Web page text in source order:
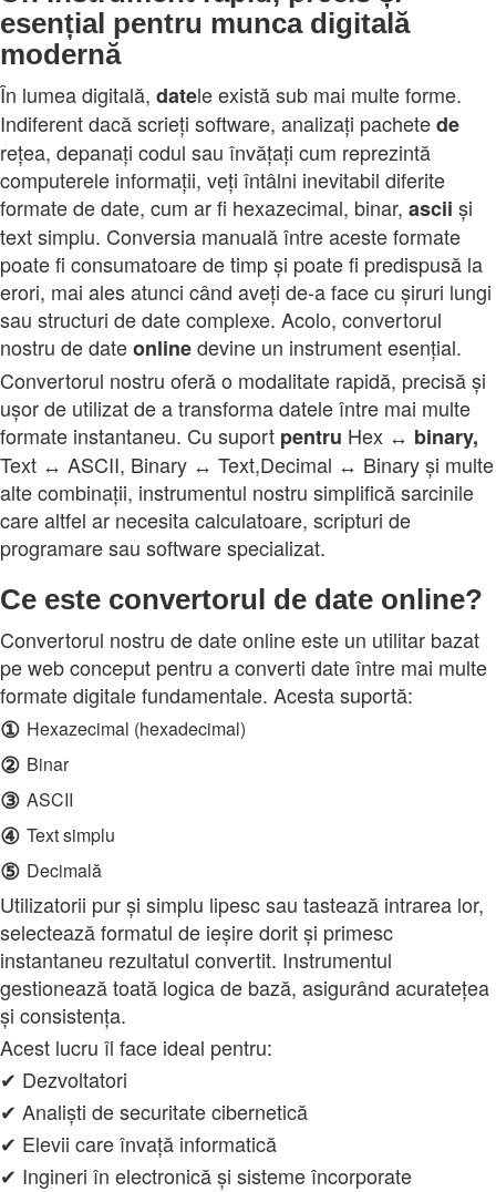
esențial pentru munca digitală
modernă
În lumea digitală, datele există sub mai multe forme.
Indiferent dacă scrieți software, analizați pachetede
rețea, depanați codul sau învățați cum reprezintă
computerele informații, veți întâlni inevitabil diferite
formate de date, cum ar fi hexazecimal, binar, ascii și
text simplu. Conversia manuală între aceste formate
poate fi consumatoare de timp și poate fi predispusă la
erori, mai ales atunci când aveți de-a face cu șiruri lungi
sau structuri de date complexe. Acolo, convertorul
nostru de dateonlinedevine un instrument esențial.
Convertorul nostru oferă o modalitate rapidă, precisă și
ușor de utilizat de a transforma datele între mai multe
formate instantaneu. Cu suport pentru Hex ↔ binary,
Text ↔ ASCII, Binary ↔ Text,Decimal ↔ Binary și multe
alte combinații, instrumentul nostru simplifică sarcinile
care altfel ar necesita calculatoare, scripturi de
programare sau software specializat.
Ce este convertorul de date online?
Convertorul nostru de date online este un utilitar bazat
pe web conceput pentru a converti date între mai multe
formate digitale fundamentale. Acesta suportă:
① Hexazecimal (hexadecimal)
② Binar
③ ASCII
④ Text simplu
⑤ Decimală
Utilizatorii pur și simplu lipesc sau tastează intrarea lor,
selectează formatul de ieșire dorit și primesc
instantaneu rezultatul convertit. Instrumentul
gestionează toată logica de bază, asigurând acuratețea
și consistența.
Acest lucru îl face ideal pentru:
✔ Dezvoltatori
✔ Analiști de securitate cibernetică
✔ Elevii care învață informatică
✔ Ingineri în electronică și sisteme încorporate